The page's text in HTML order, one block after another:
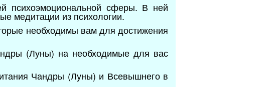
психоэмоциональной сферы. В ней
медитации из психологии.
необходимы вам для достижения
(Луны) на необходимые для вас
Чандры (Луны) и Всевышнего в